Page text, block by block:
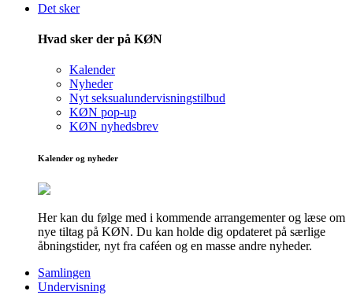
Det sker
Hvad sker der på KØN
Kalender
Nyheder
Nyt seksualundervisningstilbud
KØN pop-up
KØN nyhedsbrev
Kalender og nyheder
Her kan du følge med i kommende arrangementer og læse om
nye tiltag på KØN. Du kan holde dig opdateret på særlige
åbningstider, nyt fra caféen og en masse andre nyheder.
Samlingen
Undervisning